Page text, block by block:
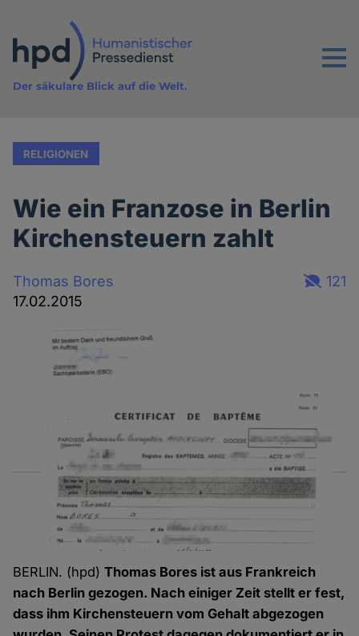
Inhalt
Menu
Der säkulare Blick auf die Welt.
RELIGIONEN
Wie ein Franzose in Berlin
Kirchensteuern zahlt
Thomas Bores
17.02.2015
121
BERLIN. (hpd)Thomas Bores ist aus Frankreich
nach Berlin gezogen. Nach einiger Zeit stellt er fest,
dass ihm Kirchensteuern vom Gehalt abgezogen